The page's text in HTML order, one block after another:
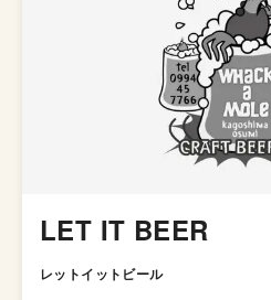
LET IT BEER
レットイットビール